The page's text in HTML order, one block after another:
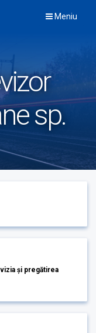
Meniu
sp.
și pregătirea